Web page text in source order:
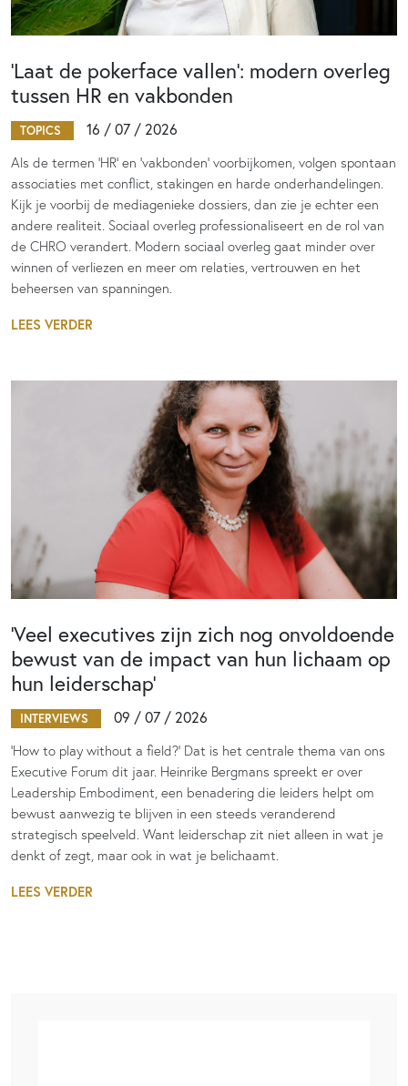
‘Laat de pokerface vallen’: modern overleg
tussen HR en vakbonden
TOPICS 16 / 07 / 2026
Als de termen 'HR' en 'vakbonden' voorbijkomen, volgen spontaan
associaties met conflict, stakingen en harde onderhandelingen.
Kijk je voorbij de mediagenieke dossiers, dan zie je echter een
andere realiteit. Sociaal overleg professionaliseert en de rol van
de CHRO verandert. Modern sociaal overleg gaat minder over
winnen of verliezen en meer om relaties, vertrouwen en het
beheersen van spanningen.
LEES VERDER
‘Veel executives zijn zich nog onvoldoende
bewust van de impact van hun lichaam op
hun leiderschap’
INTERVIEWS 09 / 07 / 2026
‘How to play without a field?’ Dat is het centrale thema van ons
Executive Forum dit jaar. Heinrike Bergmans spreekt er over
Leadership Embodiment, een benadering die leiders helpt om
bewust aanwezig te blijven in een steeds veranderend
strategisch speelveld. Want leiderschap zit niet alleen in wat je
denkt of zegt, maar ook in wat je belichaamt.
LEES VERDER